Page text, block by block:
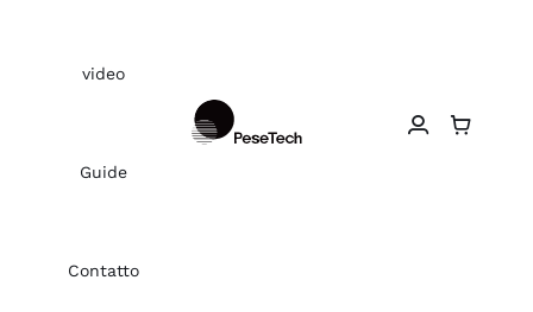
video
Guide
Contatto